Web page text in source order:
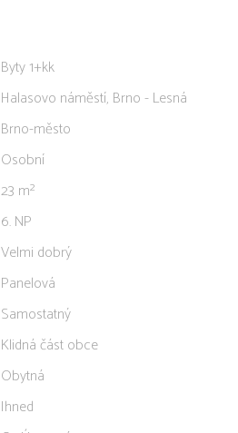
Byty 1+kk
Halasovo náměstí, Brno - Lesná
Brno-město
Osobní
23 m²
6. NP
Velmi dobrý
Panelová
Samostatný
Klidná část obce
Obytná
Ihned